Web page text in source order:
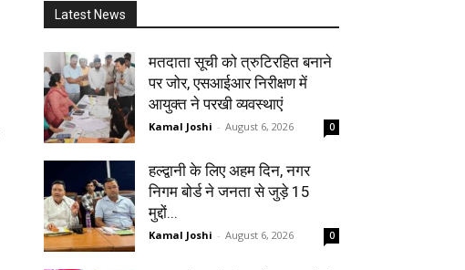
Latest News
मतदाता सूची को त्रुटिरहित बनाने
पर जोर, एसआईआर निरीक्षण में
आयुक्त ने परखी व्यवस्थाएं
Kamal Joshi - August 6, 2026 0
हल्द्वानी के लिए अहम दिन, नगर
निगम बोर्ड ने जनता से जुड़े 15
मुद्दों...
Kamal Joshi - August 6, 2026 0